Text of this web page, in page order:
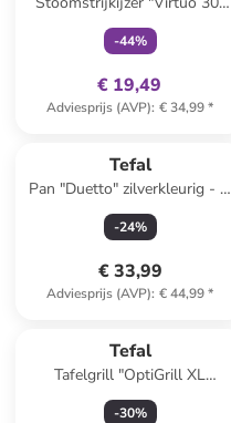
groen
-44%
€ 19,49
Adviesprijs (AVP): € 34,99*
Tefal
Pan "Duetto" zilverkleurig - Ø
28 cm
-24%
€ 33,99
Adviesprijs (AVP): € 44,99*
Tefal
Tafelgrill "OptiGrill XL
Upgrade - GC727810" zwart
-30%